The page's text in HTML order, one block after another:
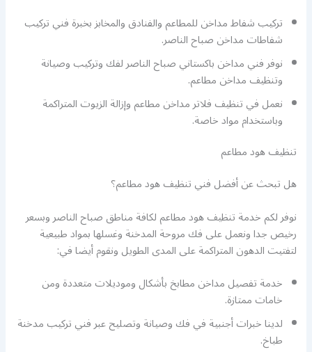
تركيب شفاط مداخن للمطاعم والفنادق والمخابز بخبرة فني تركيب
شفاطات مداخن صباح الناصر.
نوفر فني مداخن باكستاني صباح الناصر لفك وتركيب وصيانة
وتنظيف مداخن مطاعم.
نعمل في تنظيف فلاتر مداخن مطاعم وإزالة الزيوت المتراكمة
وباستخدام مواد خاصة.
تنظيف هود مطاعم
هل تبحث عن أفضل فني تنظيف هود مطاعم؟
نوفر لكم خدمة تنظيف هود مطاعم لكافة مناطق صباح الناصر وبسعر
رخيص جدا ونعمل على فك مروحة المدخنة وغسلها بمواد طبيعية
لتفتيت الدهون المتراكمة على المدى الطويل ونقوم أيضا في:
خدمة تفصيل مداخن مطابخ بأشكال وموديلات متعددة ومن
خامات ممتازة.
لدينا خبرات أجنبية في فك وصيانة وتصليح عبر فني تركيب مدخنة
طباخ.